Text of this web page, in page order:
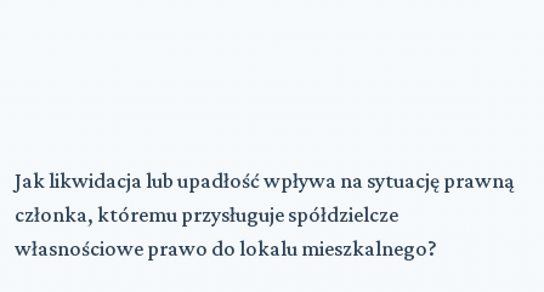
Jak likwidacja lub upadłość wpływa na sytuację prawną
członka, któremu przysługuje spółdzielcze
własnościowe prawo do lokalu mieszkalnego?